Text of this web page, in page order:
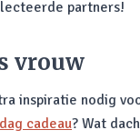
partners!
vrouw
inspiratie nodig
cadeau? Wat